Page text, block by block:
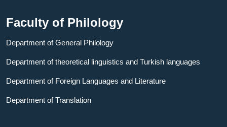
Faculty of Philology
Department of General Philology
Department of theoretical linguistics and Turkish languages
Department of Foreign Languages ​​and Literature
Department of Translation